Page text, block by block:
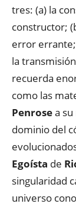
tres: (a) la
constructor;
error
la
recuerda
como las
Penrosea
dominio del
Egoísta de
singularidad
universo